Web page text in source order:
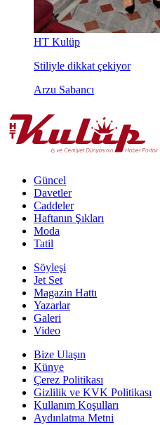
HT Kulüp
Stiliyle dikkat çekiyor
Arzu Sabancı
Güncel
Davetler
Caddeler
Haftanın Şıkları
Moda
Tatil
Söyleşi
Jet Set
Magazin Hattı
Yazarlar
Galeri
Video
Bize Ulaşın
Künye
Çerez Politikası
Gizlilik ve KVK Politikası
Kullanım Koşulları
Aydınlatma Metni